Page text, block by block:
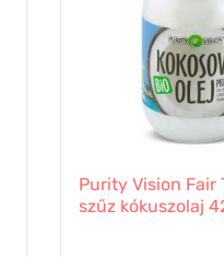
Purity Vision Fair
szűz kókuszolaj